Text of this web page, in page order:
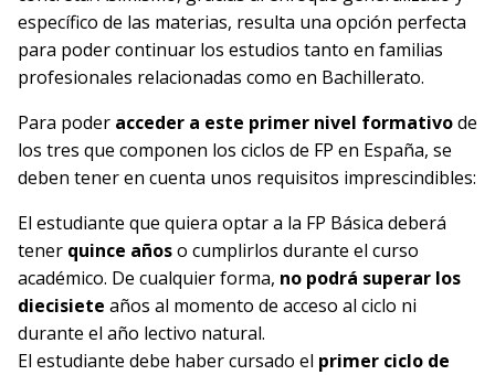
específico de las materias, resulta una opción perfecta
para poder continuar los estudios tanto en familias
profesionales relacionadas como en Bachillerato.
Para poder acceder a este primer nivel formativode
los tres que componen los ciclos de FP en España, se
deben tener en cuenta unos requisitos imprescindibles:
El estudiante que quiera optar a la FP Básica deberá
tener quince añoso cumplirlos durante el curso
académico. De cualquier forma, no podrá superar los
diecisiete años al momento de acceso al ciclo ni
durante el año lectivo natural.
El estudiante debe haber cursado el primer ciclo de